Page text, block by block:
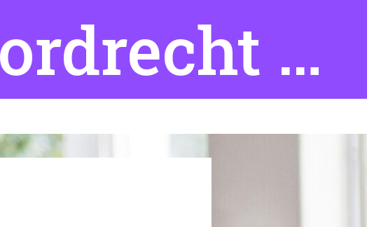
Open dag 21 juni Dordrecht Academy